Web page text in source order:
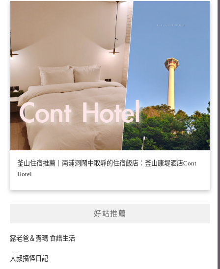
釜山住宿推薦｜南浦洞鬧中取靜的住宿飯店：釜山康堤酒店Cont
Hotel
好站推薦
露老爸＆露瑪 食譜生活
大叔搞怪日記